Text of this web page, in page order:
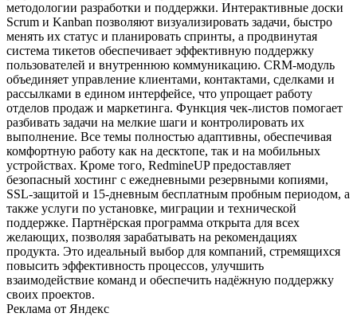
методологии разработки и поддержки. Интерактивные доски
Scrum и Kanban позволяют визуализировать задачи, быстро
менять их статус и планировать спринты, а продвинутая
система тикетов обеспечивает эффективную поддержку
пользователей и внутреннюю коммуникацию. CRM‑модуль
объединяет управление клиентами, контактами, сделками и
рассылками в едином интерфейсе, что упрощает работу
отделов продаж и маркетинга. Функция чек‑листов помогает
разбивать задачи на мелкие шаги и контролировать их
выполнение. Все темы полностью адаптивны, обеспечивая
комфортную работу как на десктопе, так и на мобильных
устройствах. Кроме того, RedmineUP предоставляет
безопасный хостинг с ежедневными резервными копиями,
SSL‑защитой и 15‑дневным бесплатным пробным периодом, а
также услуги по установке, миграции и технической
поддержке. Партнёрская программа открыта для всех
желающих, позволяя зарабатывать на рекомендациях
продукта. Это идеальный выбор для компаний, стремящихся
повысить эффективность процессов, улучшить
взаимодействие команд и обеспечить надёжную поддержку
своих проектов.
Реклама от Яндекс